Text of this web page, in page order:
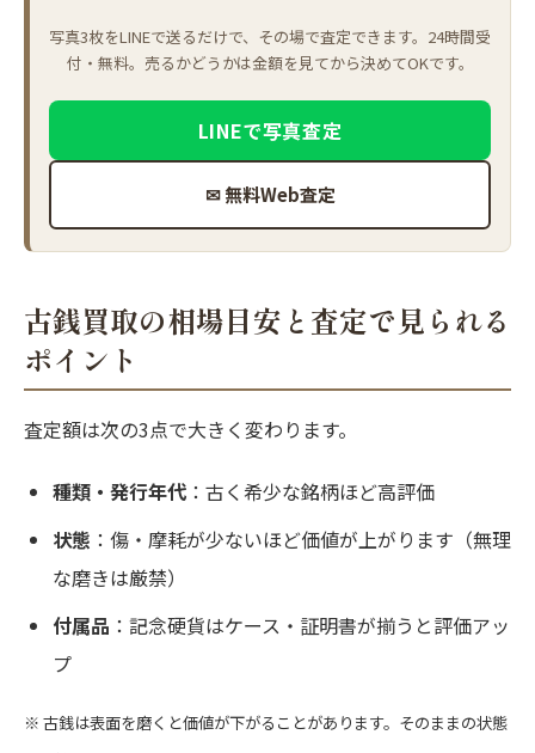
写真3枚をLINEで送るだけで、その場で査定できます。24時間受
付・無料。売るかどうかは金額を見てから決めてOKです。
LINEで写真査定
✉ 無料Web査定
古銭買取の相場目安と査定で見られる
ポイント
査定額は次の3点で大きく変わります。
種類・発行年代 ：古く希少な銘柄ほど高評価
状態 ：傷・摩耗が少ないほど価値が上がります（無理
な磨きは厳禁）
付属品 ：記念硬貨はケース・証明書が揃うと評価アッ
プ
※ 古銭は表面を磨くと価値が下がることがあります。そのままの状態